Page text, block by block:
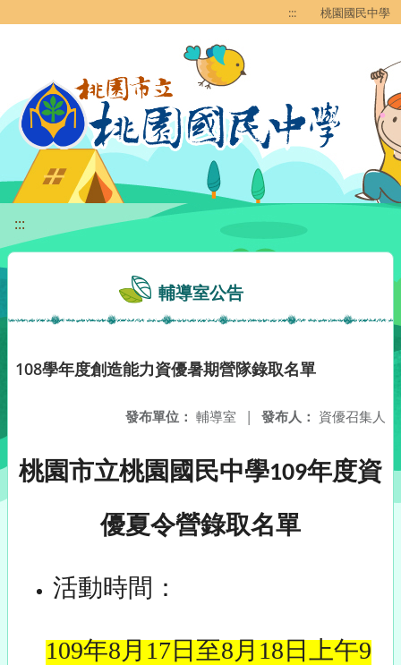
::: 桃園國民中學
:::
輔導室公告
108學年度創造能力資優暑期營隊錄取名單
發布人： 資優召集人
發布單位： 輔導室 |
桃園市立桃園國民中學109年度資
優夏令營錄取名單
活動時間：
109年8月17日至8月18日上午9